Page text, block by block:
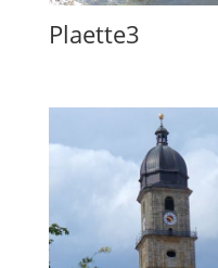
Plaette3